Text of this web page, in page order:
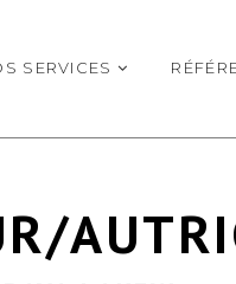
SERVICES